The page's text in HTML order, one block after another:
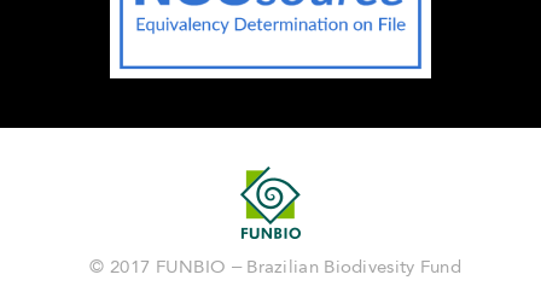
© 2017 FUNBIO – Brazilian Biodivesity Fund